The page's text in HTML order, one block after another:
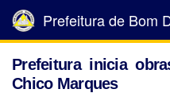
Prefeitura de Bom
Prefeitura inicia
Chico Marques